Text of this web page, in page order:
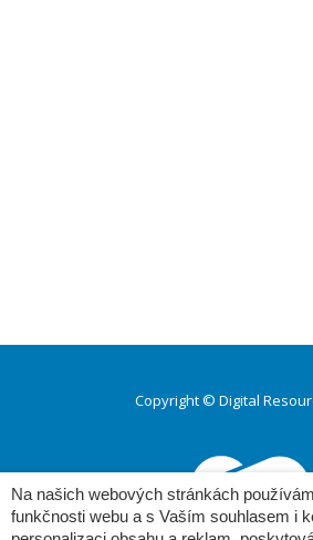
Copyright © Digital
ménu
Na našich webových stránkách
funkčnosti webu a s Vaším souhlasem i